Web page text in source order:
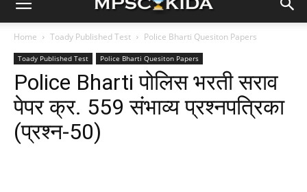
Home Toady Published Test Police Bharti Quesiton Papers
Toady Published Test Police Bharti Quesiton Papers
Police Bharti पोलिस भरती सराव
पेपर क्र. 559 संभाव्य प्रश्नपत्रिका
(प्रश्न-50)